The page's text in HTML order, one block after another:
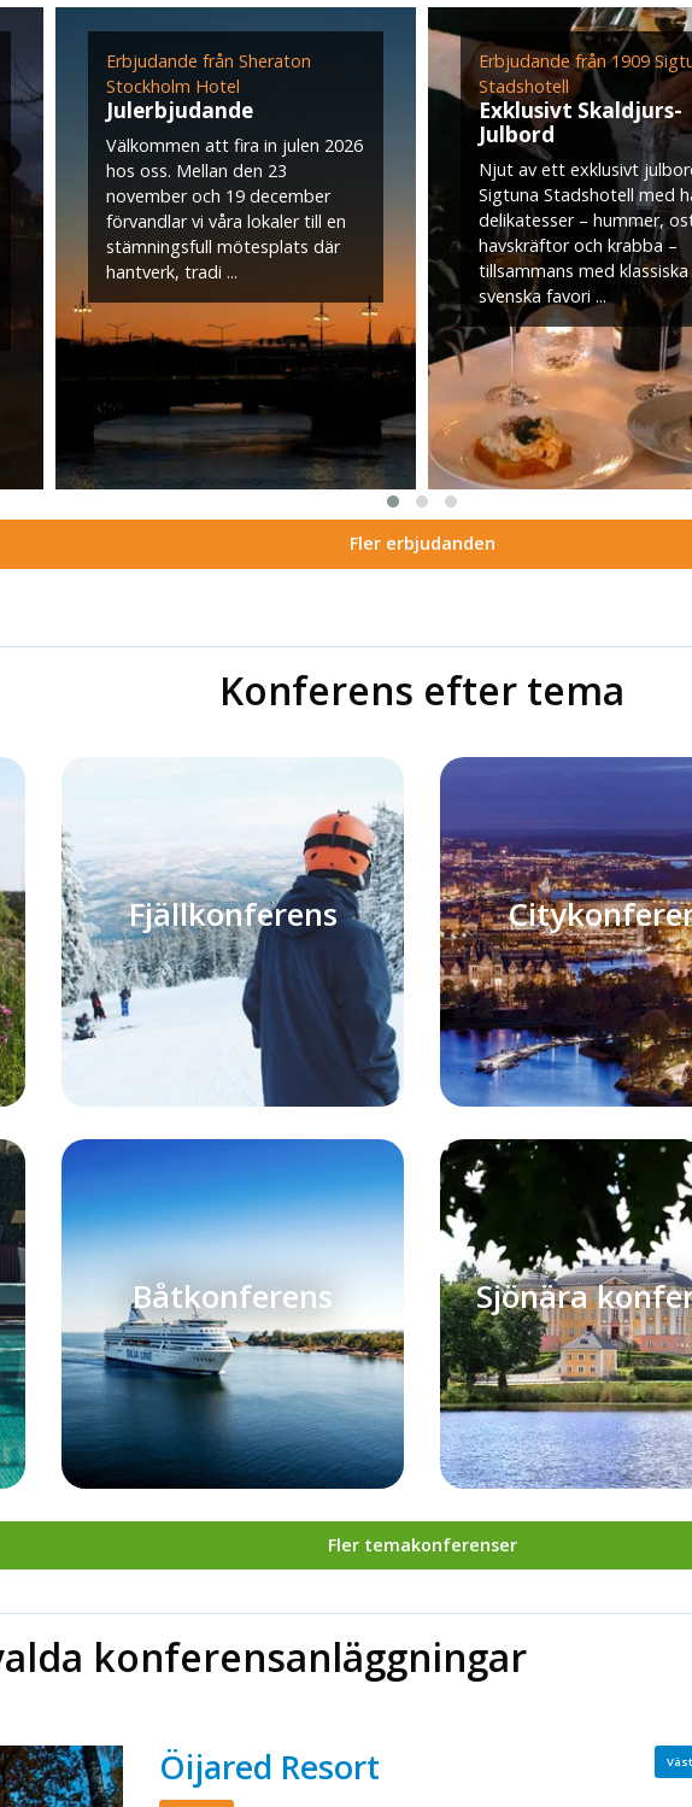
Erbjudande från Sheraton
Stockholm Hotel
Julerbjudande
Välkommen att fira in julen 2026
hos oss. Mellan den 23
november och 19 december
förvandlar vi våra lokaler till en
stämningsfull mötesplats där
hantverk, tradi ...
Erbjudande från 1909
Stadshotell
Exklusivt Skaldjurs-
Julbord
Njut av ett exklusivt
Sigtuna Stadshotell med
delikatesser – hummer,
havskräftor och krabba –
tillsammans med klassiska
svenska favori ...
Fler erbjudanden
Konferens efter tema
Fjällkonferens
Båtkonferens Sjönära
Fler temakonferenser
konferensanläggningar
Öijared Resort